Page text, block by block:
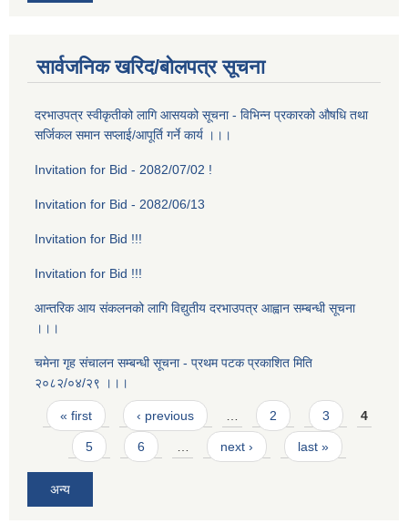
सार्वजनिक खरिद/बोलपत्र सूचना
दरभाउपत्र स्वीकृतीको लागि आसयको सूचना - विभिन्न प्रकारको औषधि तथा
सर्जिकल समान सप्लाई/आपूर्ति गर्ने कार्य ।।।
Invitation for Bid - 2082/07/02 !
Invitation for Bid - 2082/06/13
Invitation for Bid !!!
Invitation for Bid !!!
आन्तरिक आय संकलनको लागि विद्युतीय दरभाउपत्र आह्वान सम्बन्धी सूचना
।।।
चमेना गृह स‌ंचालन सम्बन्धी सूचना - प्रथम पटक प्रकाशित मिति
२०८२/०४/२९ ।।।
Pages
« first ‹ previous … 2 3 4
5 6 … next › last »
अन्य